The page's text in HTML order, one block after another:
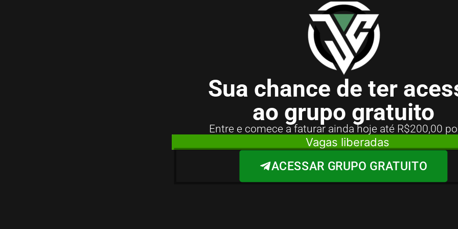
Sua chance de ter
ao grupo gratuito
Entre e comece a faturar ainda hoje até R$200,00
Vagas liberadas
ACESSAR GRUPO GRATUITO